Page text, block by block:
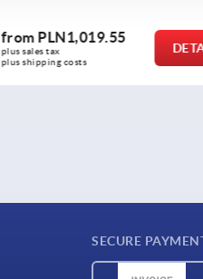
from PLN1,019.55
plus sales tax
plus shipping costs
SECURE